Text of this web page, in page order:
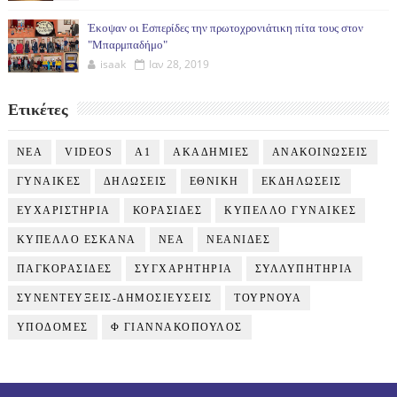
Έκοψαν οι Εσπερίδες την πρωτοχρονιάτικη πίτα τους στον
"Μπαρμπαδήμο"
isaak Ιαν 28, 2019
Ετικέτες
NEA VIDEOS Α1 ΑΚΑΔΗΜΙΕΣ ΑΝΑΚΟΙΝΩΣΕΙΣ
ΓΥΝΑΙΚΕΣ ΔΗΛΩΣΕΙΣ ΕΘΝΙΚΗ ΕΚΔΗΛΩΣΕΙΣ
ΕΥΧΑΡΙΣΤΗΡΙΑ ΚΟΡΑΣΙΔΕΣ ΚΥΠΕΛΛΟ ΓΥΝΑΙΚΕΣ
ΚΥΠΕΛΛΟ ΕΣΚΑΝΑ ΝΕΑ ΝΕΑΝΙΔΕΣ
ΠΑΓΚΟΡΑΣΙΔΕΣ ΣΥΓΧΑΡΗΤΗΡΙΑ ΣΥΛΛΥΠΗΤΗΡΙΑ
ΣΥΝΕΝΤΕΥΞΕΙΣ-ΔΗΜΟΣΙΕΥΣΕΙΣ ΤΟΥΡΝΟΥΑ
ΥΠΟΔΟΜΕΣ Φ ΓΙΑΝΝΑΚΟΠΟΥΛΟΣ